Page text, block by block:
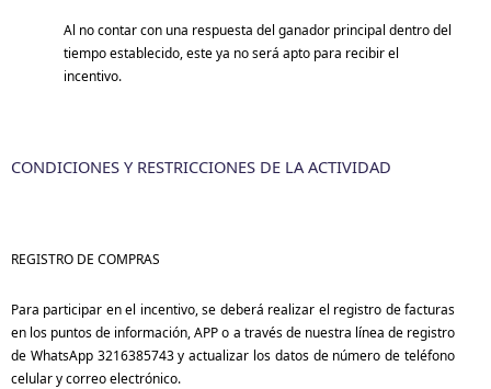
Al no contar con una respuesta del ganador principal dentro del
tiempo establecido, este ya no será apto para recibir el
incentivo.
CONDICIONES Y RESTRICCIONES DE LA ACTIVIDAD
REGISTRO DE COMPRAS
Para participar en el incentivo, se deberá realizar el registro de facturas
en los puntos de información, APP o a través de nuestra línea de registro
de WhatsApp 3216385743 y actualizar los datos de número de teléfono
celular y correo electrónico.